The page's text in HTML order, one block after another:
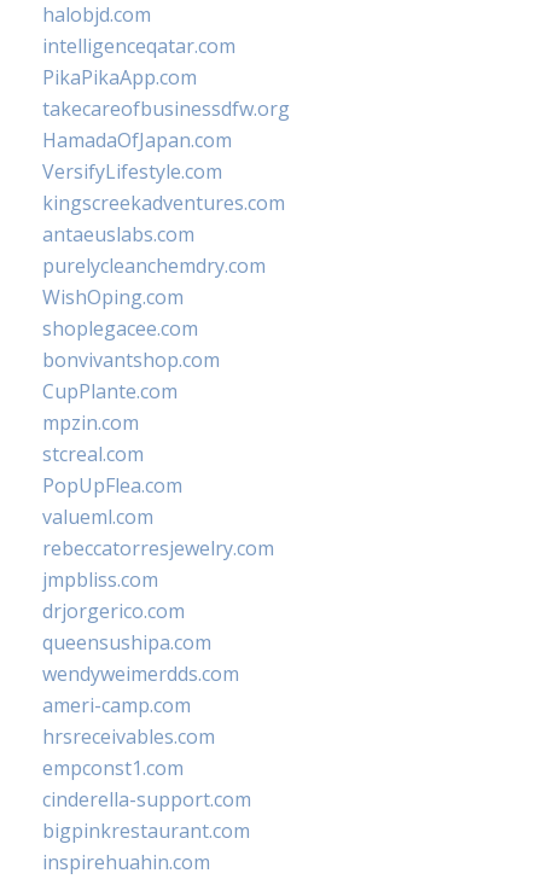
halobjd.com
intelligenceqatar.com
PikaPikaApp.com
takecareofbusinessdfw.org
HamadaOfJapan.com
VersifyLifestyle.com
kingscreekadventures.com
antaeuslabs.com
purelycleanchemdry.com
WishOping.com
shoplegacee.com
bonvivantshop.com
CupPlante.com
mpzin.com
stcreal.com
PopUpFlea.com
valueml.com
rebeccatorresjewelry.com
jmpbliss.com
drjorgerico.com
queensushipa.com
wendyweimerdds.com
ameri-camp.com
hrsreceivables.com
empconst1.com
cinderella-support.com
bigpinkrestaurant.com
inspirehuahin.com